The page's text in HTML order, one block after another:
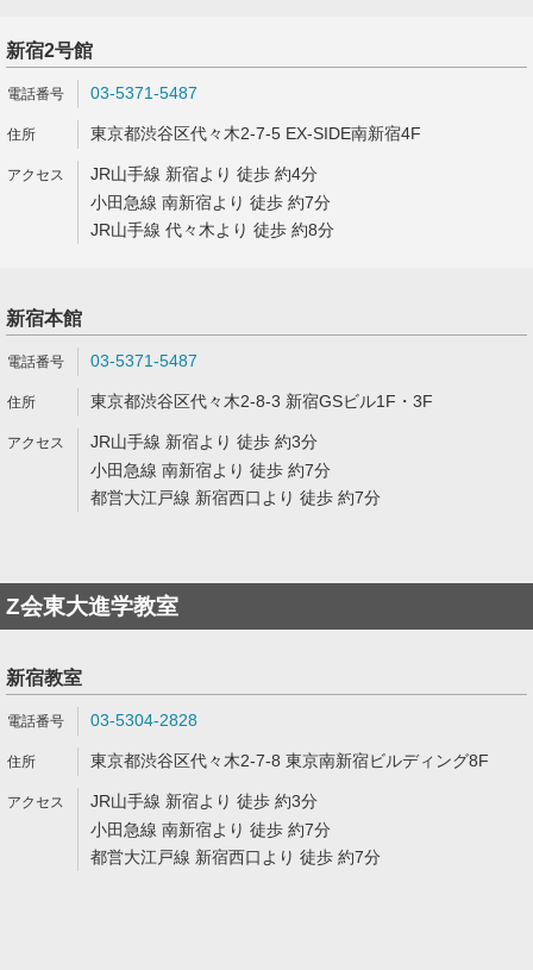
新宿2号館
03-5371-5487
東京都渋谷区代々木2-7-5 EX-SIDE南新宿4F
JR山手線 新宿より 徒歩 約4分
小田急線 南新宿より 徒歩 約7分
JR山手線 代々木より 徒歩 約8分
新宿本館
03-5371-5487
東京都渋谷区代々木2-8-3 新宿GSビル1F・3F
JR山手線 新宿より 徒歩 約3分
小田急線 南新宿より 徒歩 約7分
都営大江戸線 新宿西口より 徒歩 約7分
Z会東大進学教室
新宿教室
03-5304-2828
東京都渋谷区代々木2-7-8 東京南新宿ビルディング8F
JR山手線 新宿より 徒歩 約3分
小田急線 南新宿より 徒歩 約7分
都営大江戸線 新宿西口より 徒歩 約7分